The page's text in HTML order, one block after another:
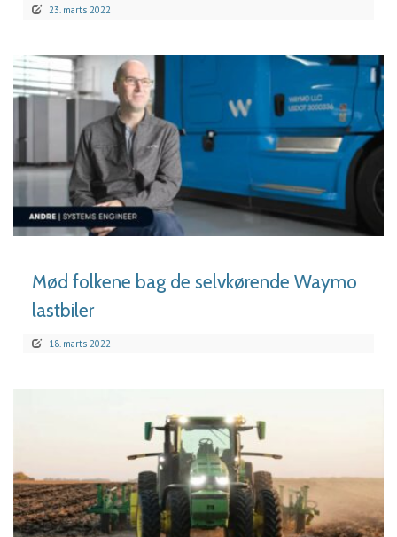
23. marts 2022
LÆS MERE
Mød folkene bag de selvkørende Waymo
lastbiler
18. marts 2022